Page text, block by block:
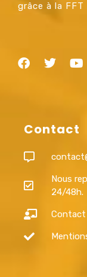
grâce à la FFT
Contact
Nous
24/48h.
Contact